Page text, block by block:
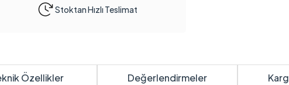
Stoktan Hızlı Teslimat
Özellikler Değerlendirmeler